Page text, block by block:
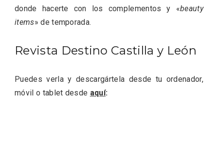
donde hacerte con los complementos y «beauty
items» de temporada.
Revista Destino Castilla y León
Puedes verla y descargártela desde tu ordenador,
móvil o tablet desde aquí: